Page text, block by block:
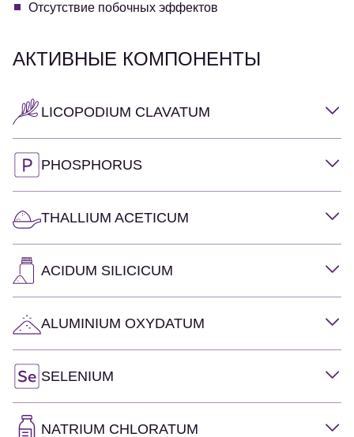
Отсутствие побочных эффектов
АКТИВНЫЕ КОМПОНЕНТЫ
LICOPODIUM CLAVATUM
PHOSPHORUS
THALLIUM ACETICUM
ACIDUM SILICICUM
ALUMINIUM OXYDATUM
SELENIUM
NATRIUM CHLORATUM